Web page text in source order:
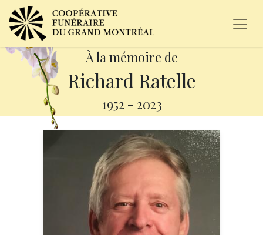
À la mémoire de
Richard Ratelle
1952 - 2023